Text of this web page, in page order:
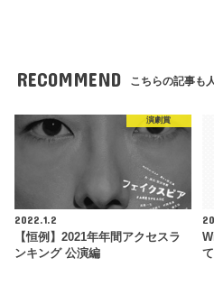
RECOMMEND こちらの記事も
演劇賞
2022.1.2
【恒例】2021年年間アクセスラ
ンキング 公演編